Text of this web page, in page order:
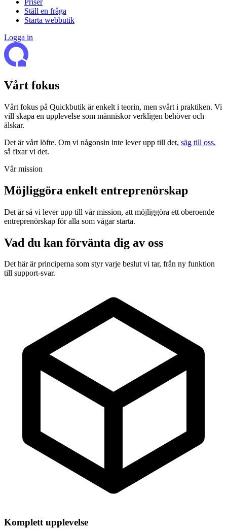
Priser
Ställ en fråga
Starta webbutik
Logga in
Vårt fokus
Vårt fokus på Quickbutik är enkelt i teorin, men svårt i praktiken. Vi
vill skapa en upplevelse som människor verkligen behöver och
älskar.
Det är vårt löfte. Om vi någonsin inte lever upp till det, säg till oss,
så fixar vi det.
Vår mission
Möjliggöra enkelt entreprenörskap
Det är så vi lever upp till vår mission, att möjliggöra ett oberoende
entreprenörskap för alla som vågar starta.
Vad du kan förvänta dig av oss
Det här är principerna som styr varje beslut vi tar, från ny funktion
till support-svar.
Komplett upplevelse